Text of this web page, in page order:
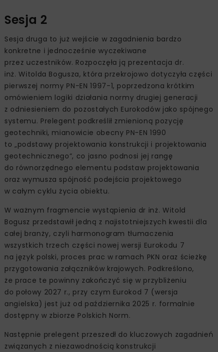
Sesja 2
Sesja druga to już wejście w zagadnienia bardzo
konkretne i jednocześnie wyczekiwane
przez uczestników. Rozpoczęła ją prezentacja dr.
inż. Witolda Bogusza, która przekrojowo dotyczyła części
pierwszej normy PN-EN 1997-1, poprzedzona krótkim
omówieniem logiki działania normy drugiej generacji
z odniesieniem do pozostałych Eurokodów jako spójnego
systemu. Prelegent podkreślił zmienioną pozycję
geotechniki, mianowicie obecny PN-EN 1990
to „podstawy projektowania konstrukcji i projektowania
geotechnicznego”, co jasno podnosi jej rangę
do równorzędnego elementu podstaw projektowania
oraz wymusza spójność podejścia projektowego
w całym cyklu życia obiektu.
W ważnym fragmencie wystąpienia dr inż. Witold
Bogusz przedstawił jedną z najistotniejszych kwestii dla
całej branży, czyli harmonogram tłumaczenia
wszystkich trzech części nowej wersji Eurokodu 7
na język polski, proces prac w ramach PKN oraz ścieżkę
przygotowania załączników krajowych. Podkreślono,
że prace te powinny zakończyć się w przybliżeniu
do połowy 2027 r., przy czym Eurokod 7 (wersja
angielska) jest już od października 2025 r. formalnie
dostępny w zbiorze Polskich Norm.
Następnie prelegent przeszedł do kluczowych zagadnień
związanych z niezawodnością konstrukcji